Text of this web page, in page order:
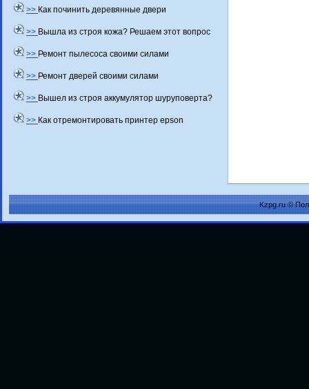
>> Как починить деревянные двери
>> Вышла из строя кожа? Решаем этот вопрос
>> Ремонт пылесоса своими силами
>> Ремонт дверей своими силами
>> Вышел из строя аккумулятор шуруповерта?
>> Как отремонтировать принтер epson
Kzpg.ru ©